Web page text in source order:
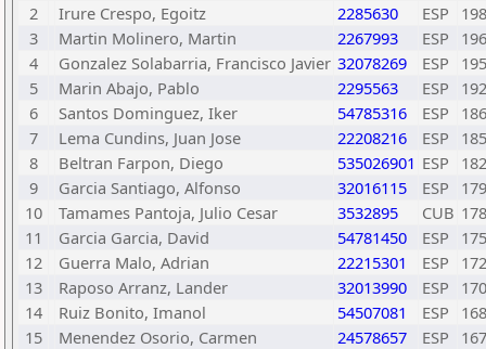
2
Irure Crespo, Egoitz 2285630 ESP
3
Martin Molinero, Martin 2267993 ESP
4
Gonzalez Solabarria, Francisco Javier 32078269 ESP
5
Marin Abajo, Pablo 2295563 ESP
6
Santos Dominguez, Iker 54785316 ESP
7
Lema Cundins, Juan Jose 22208216 ESP
8
Beltran Farpon, Diego 535026901 ESP
9
Garcia Santiago, Alfonso 32016115 ESP
10
Tamames Pantoja, Julio Cesar 3532895 CUB
11
Garcia Garcia, David 54781450 ESP
12
Guerra Malo, Adrian 22215301 ESP
13
Raposo Arranz, Lander 32013990 ESP
14
Ruiz Bonito, Imanol 54507081 ESP
15
Menendez Osorio, Carmen 24578657 ESP